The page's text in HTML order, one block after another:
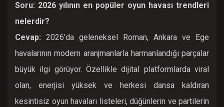
Soru: 2026 yılının en popüler oyun havası trendleri
nelerdir?
Cevap: 2026’da geleneksel Roman, Ankara ve Ege
havalarının modern aranjmanlarla harmanlandığı parçalar
büyük ilgi görüyor. Özellikle dijital platformlarda viral
olan, enerjisi yüksek ve herkesi dansa kaldıran
kesintisiz oyun havaları listeleri, düğünlerin ve partilerin